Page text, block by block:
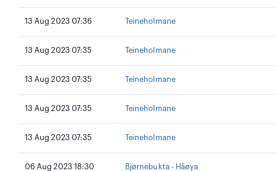
13 Aug 2023 07:36 Teineholmane
13 Aug 2023 07:35 Teineholmane
13 Aug 2023 07:35 Teineholmane
13 Aug 2023 07:35 Teineholmane
13 Aug 2023 07:35 Teineholmane
06 Aug 2023 18:30 Bjørnebukta - Håøya